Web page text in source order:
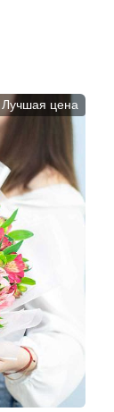
Лучшая цена